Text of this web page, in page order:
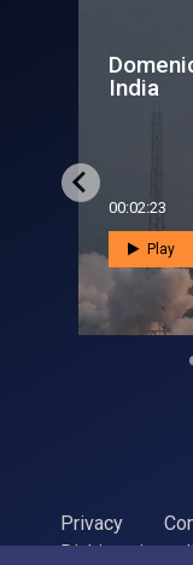
India
00:02:23
Play
Privacy
Dichiarazione